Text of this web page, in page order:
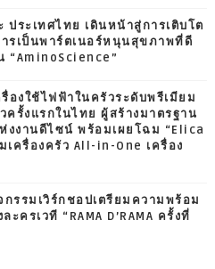
ประเทศไทย เดินหน้าสู่การเติบโต
รเป็นพาร์ตเนอร์หนุนสุขภาพที่ดี
“AminoScience”
องใช้ไฟฟ้าในครัวระดับพรีเมียม
ครั้งแรกในไทย ผู้สร้างมาตรฐาน
งานดีไซน์ พร้อมเผยโฉม “Elica
เครื่องครัว All-in-One เครื่อง
รรมเวิร์กชอปเตรียมความพร้อม
ครเวที “RAMA D’RAMA ครั้งที่